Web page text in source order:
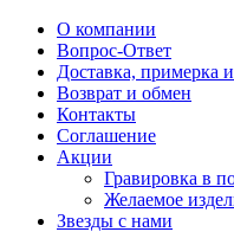
О компании
Вопрос-Ответ
Доставка, примерка
Возврат и обмен
Контакты
Соглашение
Акции
Гравировка в
Желаемое
Звезды с нами